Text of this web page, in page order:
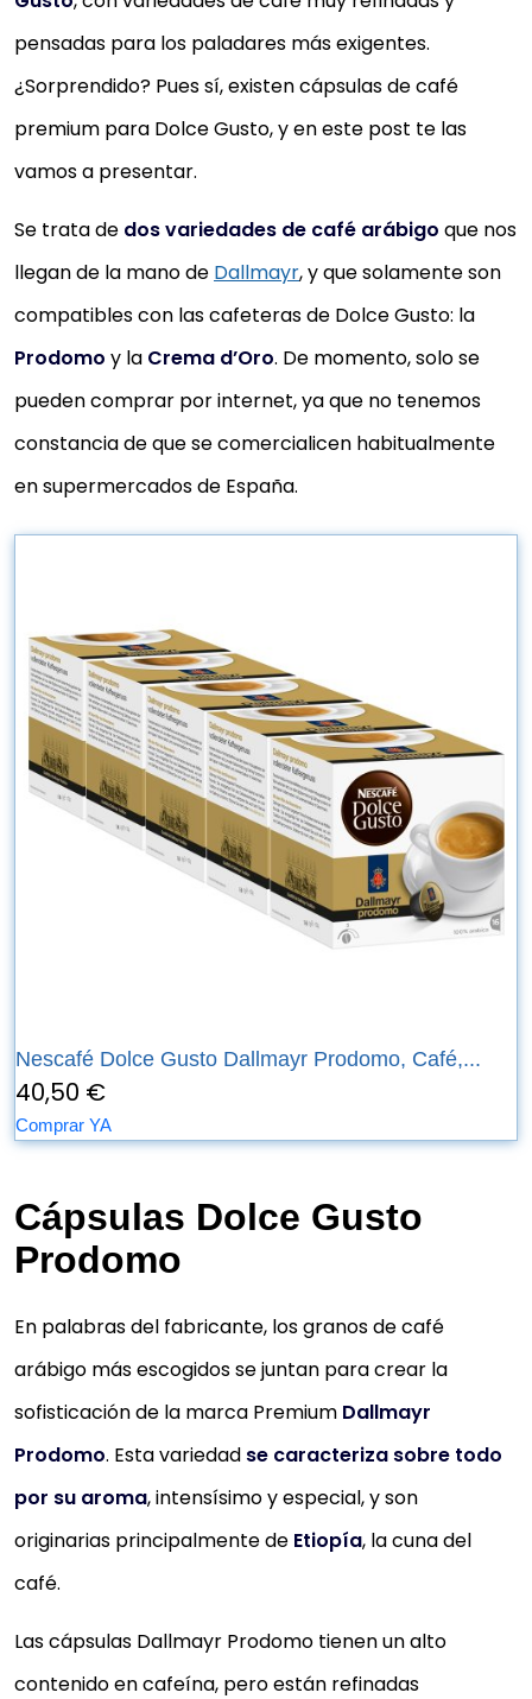
pensadas para los paladares más exigentes.
¿Sorprendido? Pues sí, existen cápsulas de café
premium para Dolce Gusto, y en este post te las
vamos a presentar.
Se trata de dos variedades de café arábigo que nos
llegan de la mano de Dallmayr, y que solamente son
compatibles con las cafeteras de Dolce Gusto: la
Prodomo y la Crema d’Oro. De momento, solo se
pueden comprar por internet, ya que no tenemos
constancia de que se comercialicen habitualmente
en supermercados de España.
Nescafé Dolce Gusto Dallmayr Prodomo, Café,...
40,50 €
Comprar YA
Cápsulas Dolce Gusto
Prodomo
En palabras del fabricante, los granos de café
arábigo más escogidos se juntan para crear la
sofisticación de la marca Premium Dallmayr
Prodomo. Esta variedad se caracteriza sobre todo
por su aroma, intensísimo y especial, y son
originarias principalmente de Etiopía, la cuna del
café.
Las cápsulas Dallmayr Prodomo tienen un alto
contenido en cafeína, pero están refinadas